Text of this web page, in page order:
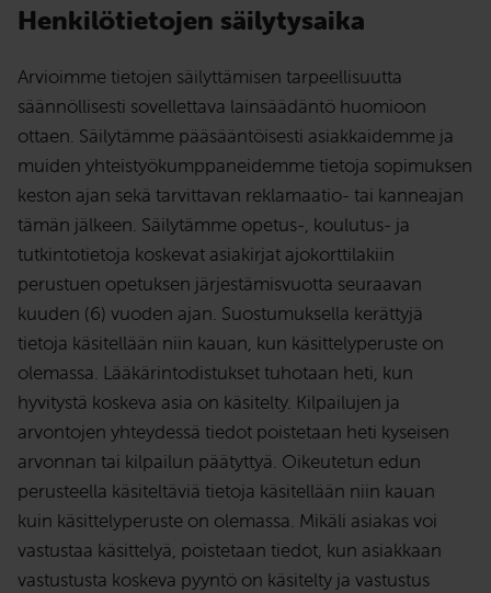
Henkilötietojen säilytysaika
Arvioimme tietojen säilyttämisen tarpeellisuutta
säännöllisesti sovellettava lainsäädäntö huomioon
ottaen. Säilytämme pääsääntöisesti asiakkaidemme ja
muiden yhteistyökumppaneidemme tietoja sopimuksen
keston ajan sekä tarvittavan reklamaatio- tai kanneajan
tämän jälkeen. Säilytämme opetus-, koulutus- ja
tutkintotietoja koskevat asiakirjat ajokorttilakiin
perustuen opetuksen järjestämisvuotta seuraavan
kuuden (6) vuoden ajan. Suostumuksella kerättyjä
tietoja käsitellään niin kauan, kun käsittelyperuste on
olemassa. Lääkärintodistukset tuhotaan heti, kun
hyvitystä koskeva asia on käsitelty. Kilpailujen ja
arvontojen yhteydessä tiedot poistetaan heti kyseisen
arvonnan tai kilpailun päätyttyä. Oikeutetun edun
perusteella käsiteltäviä tietoja käsitellään niin kauan
kuin käsittelyperuste on olemassa. Mikäli asiakas voi
vastustaa käsittelyä, poistetaan tiedot, kun asiakkaan
vastustusta koskeva pyyntö on käsitelty ja vastustus